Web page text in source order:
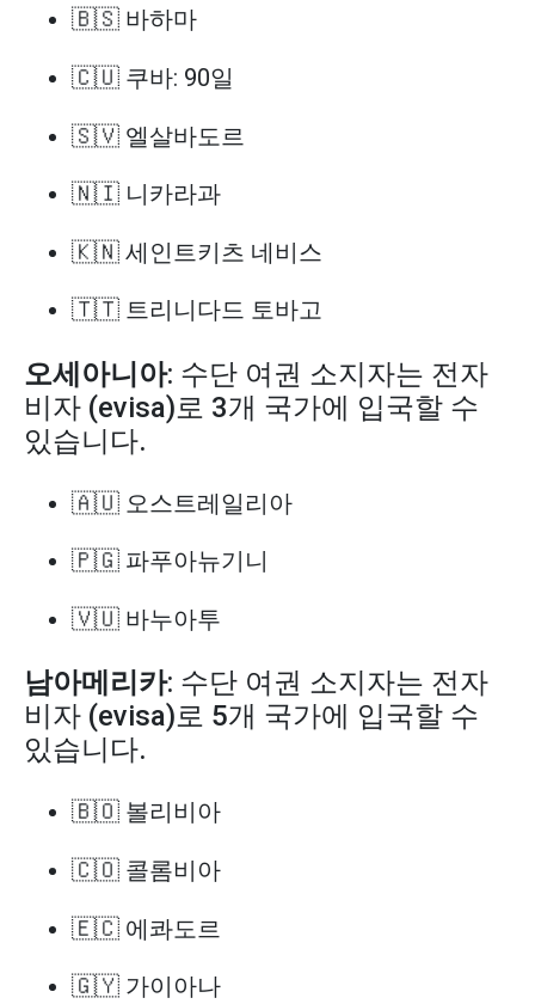
🇧🇸 바하마
🇨🇺 쿠바: 90일
🇸🇻 엘살바도르
🇳🇮 니카라과
🇰🇳 세인트키츠 네비스
🇹🇹 트리니다드 토바고
오세아니아: 수단 여권 소지자는 전자
비자 (evisa)로 3개 국가에 입국할 수
있습니다.
🇦🇺 오스트레일리아
🇵🇬 파푸아뉴기니
🇻🇺 바누아투
남아메리카: 수단 여권 소지자는 전자
비자 (evisa)로 5개 국가에 입국할 수
있습니다.
🇧🇴 볼리비아
🇨🇴 콜롬비아
🇪🇨 에콰도르
🇬🇾 가이아나